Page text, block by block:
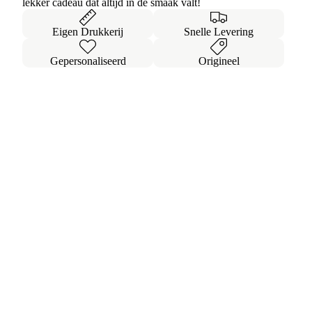
Eigen Drukkerij Snelle Levering
Gepersonaliseerd Origineel